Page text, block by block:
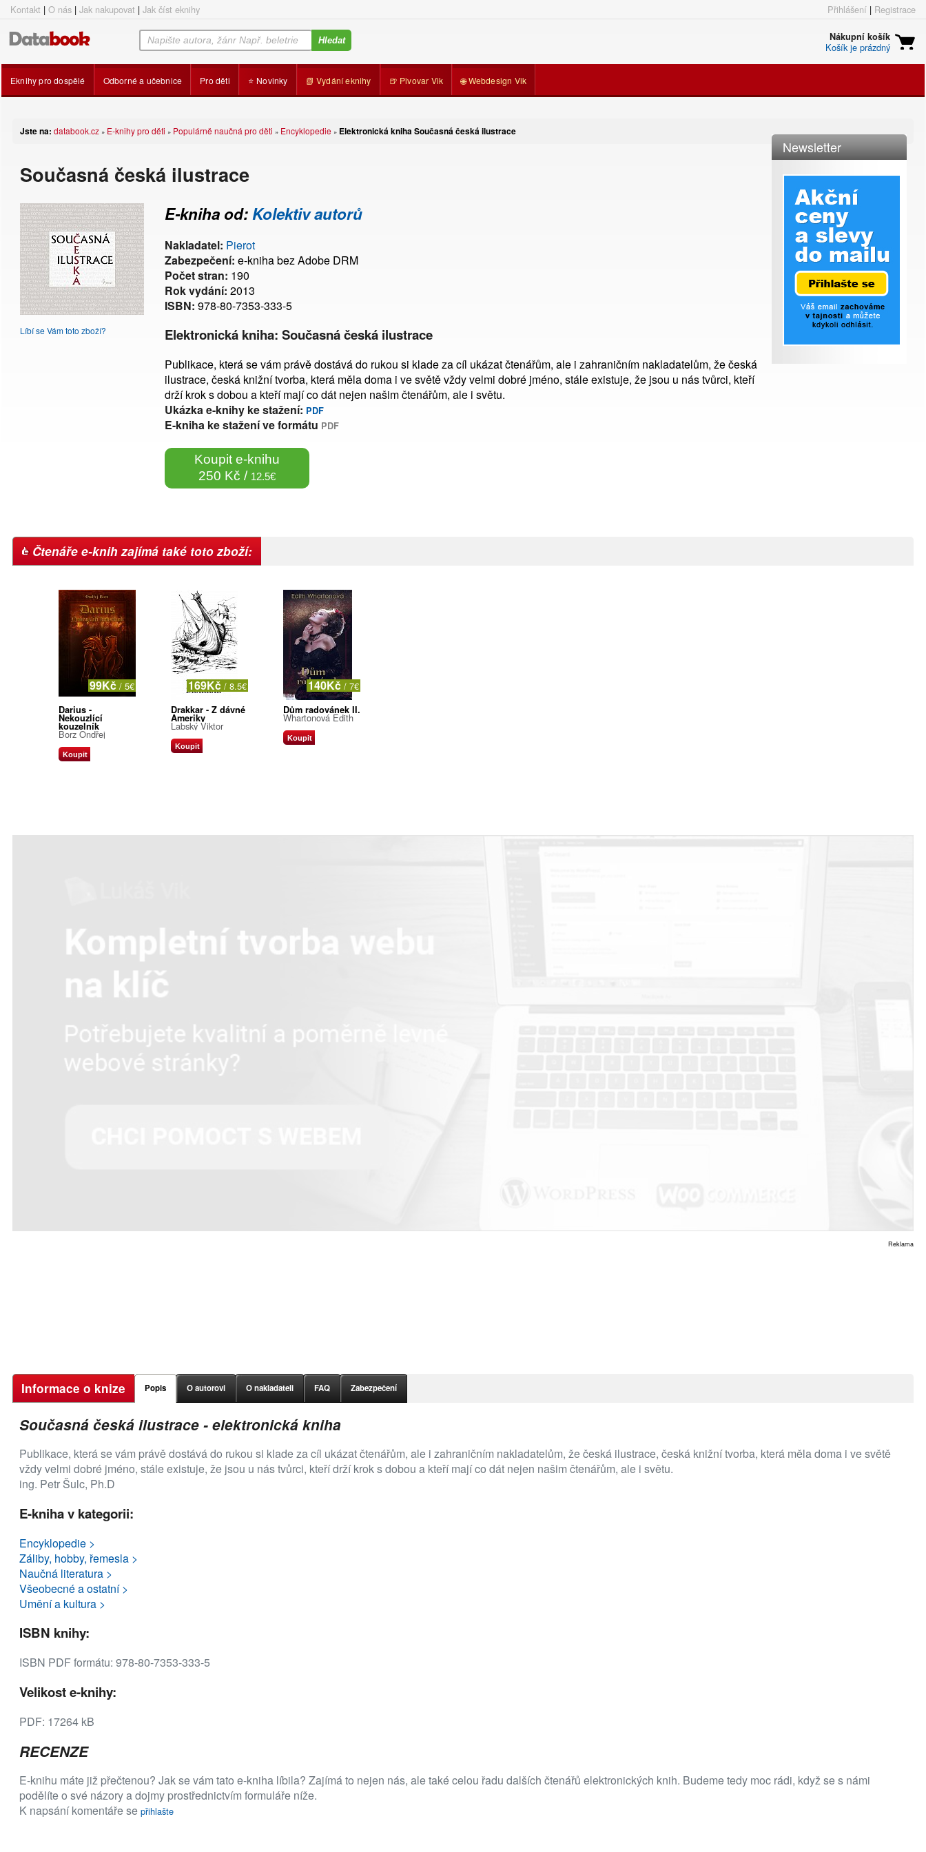
Kontakt | O nás | Jak nakupovat | Jak číst eknihy Přihlášení | Registrace
Nákupní košík
Košík je prázdný
Eknihy pro dospělé Odborné a učebnice Pro děti ⭐ Novinky 📗 Vydání eknihy 🍺 Pivovar Vik 🌐 Webdesign Vik
Jste na: databook.cz » E-knihy pro děti » Populárně naučná pro děti » Encyklopedie » Elektronická kniha Současná česká ilustrace
Současná česká ilustrace
Newsletter
Líbí se Vám toto zboží?
E-kniha od:Kolektiv autorů
Nakladatel: Pierot
Zabezpečení: e-kniha bez Adobe DRM
Počet stran: 190
Rok vydání: 2013
ISBN: 978-80-7353-333-5
Elektronická kniha: Současná česká ilustrace
Publikace, která se vám právě dostává do rukou si klade za cíl ukázat čtenářům, ale i zahraničním nakladatelům, že česká
ilustrace, česká knižní tvorba, která měla doma i ve světě vždy velmi dobré jméno, stále existuje, že jsou u nás tvůrci, kteří
drží krok s dobou a kteří mají co dát nejen našim čtenářům, ale i světu.
Ukázka e-knihy ke stažení: PDF
E-kniha ke stažení ve formátu PDF
Koupit e-knihu
250 Kč / 12.5€
Čtenáře e-knih zajímá také toto zboží:
99Kč / 5€
Darius -
Nekouzlící
kouzelník
Borz Ondřej
Koupit
169Kč / 8.5€
Drakkar - Z dávné
Ameriky
Labský Viktor
Koupit
140Kč / 7€
Dům radovánek II.
Whartonová Edith
Koupit
Reklama
Informace o knize Popis O autorovi O nakladateli FAQ Zabezpečení
Současná česká ilustrace - elektronická kniha
Publikace, která se vám právě dostává do rukou si klade za cíl ukázat čtenářům, ale i zahraničním nakladatelům, že česká ilustrace, česká knižní tvorba, která měla doma i ve světě
vždy velmi dobré jméno, stále existuje, že jsou u nás tvůrci, kteří drží krok s dobou a kteří mají co dát nejen našim čtenářům, ale i světu.
ing. Petr Šulc, Ph.D
E-kniha v kategorii:
Encyklopedie >
Záliby, hobby, řemesla >
Naučná literatura >
Všeobecné a ostatní >
Umění a kultura >
ISBN knihy:
ISBN PDF formátu: 978-80-7353-333-5
Velikost e-knihy:
PDF: 17264 kB
RECENZE
E-knihu máte již přečtenou? Jak se vám tato e-kniha líbila? Zajímá to nejen nás, ale také celou řadu dalších čtenářů elektronických knih. Budeme tedy moc rádi, když se s námi
podělíte o své názory a dojmy prostřednictvím formuláře níže.
K napsání komentáře se přihlašte